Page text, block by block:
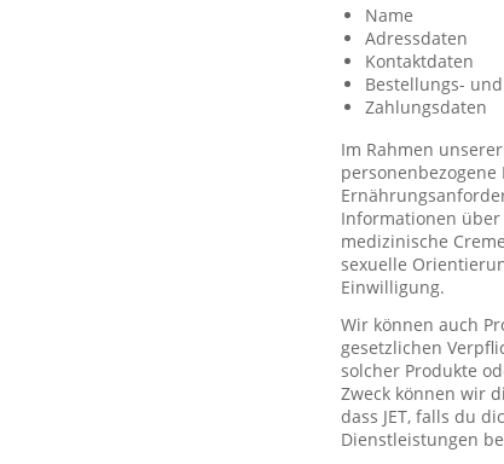
Name
Adressdaten
Kontaktdaten
Bestellungs-
Zahlungsdaten
Im Rahmen
Informationen über
medizinische
sexuelle
Einwilligung.
Wir können auch
gesetzlichen
solcher Produkte
Zweck können wir
dass JET, falls du
Dienstleistungen